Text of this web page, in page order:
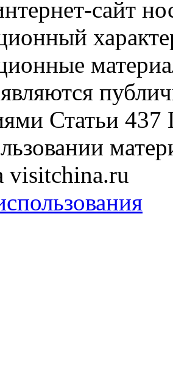
сайт
Статьи 437
visitchina.ru